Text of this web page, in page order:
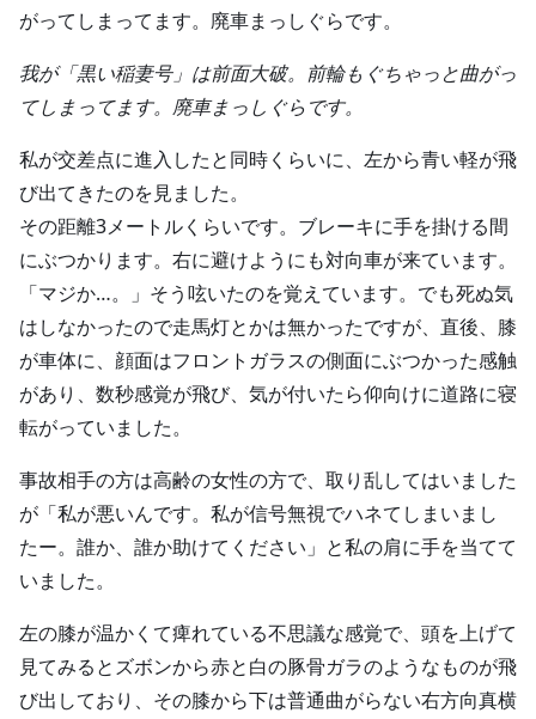
我が「黒い稲妻号」は前面大破。前輪もぐちゃっと曲がっ
てしまってます。廃車まっしぐらです。
私が交差点に進入したと同時くらいに、左から青い軽が飛
び出てきたのを見ました。
その距離3メートルくらいです。ブレーキに手を掛ける間
にぶつかります。右に避けようにも対向車が来ています。
「マジか…。」そう呟いたのを覚えています。でも死ぬ気
はしなかったので走馬灯とかは無かったですが、直後、膝
が車体に、顔面はフロントガラスの側面にぶつかった感触
があり、数秒感覚が飛び、気が付いたら仰向けに道路に寝
転がっていました。
事故相手の方は高齢の女性の方で、取り乱してはいました
が「私が悪いんです。私が信号無視でハネてしまいまし
たー。誰か、誰か助けてください」と私の肩に手を当てて
いました。
左の膝が温かくて痺れている不思議な感覚で、頭を上げて
見てみるとズボンから赤と白の豚骨ガラのようなものが飛
び出しており、その膝から下は普通曲がらない右方向真横